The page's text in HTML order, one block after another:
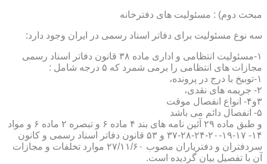
مبحث دوم) : مسئولیت های دفترخانه
سه نوع مسئولیت برای دفاتر اسناد رسمی در ایران وجود دارد:
۱-مسئولیت انتظامی و اداری ماده ۳۸ قانون دفاتر اسناد رسمی
مجازات های انتظامی را برمی شمرد که ۵ درجه شامل :
۱-توبیخ با درج در پرونده،
۲- جریمه های نقدی،
۳و۴- انواع انفصال موقت
۵- انفصال دائم می باشد
و طبق ماده ۲۹ آئین نامه های بند ۴ ماده ۶ و تبصره ۲ ماده ۶ و مواد
۱۴- ۱۷-۱۹-۲۰-۲۴-۲۸-۳۷ و ۵۳ قانون دفاتر اسناد رسمی و کانون
سردفتران و دفتریاران مصوب ۲۷/۱۱/۶۰ موارد تخلفات و مجازات
آن با تفصیل بیان گردیده است.